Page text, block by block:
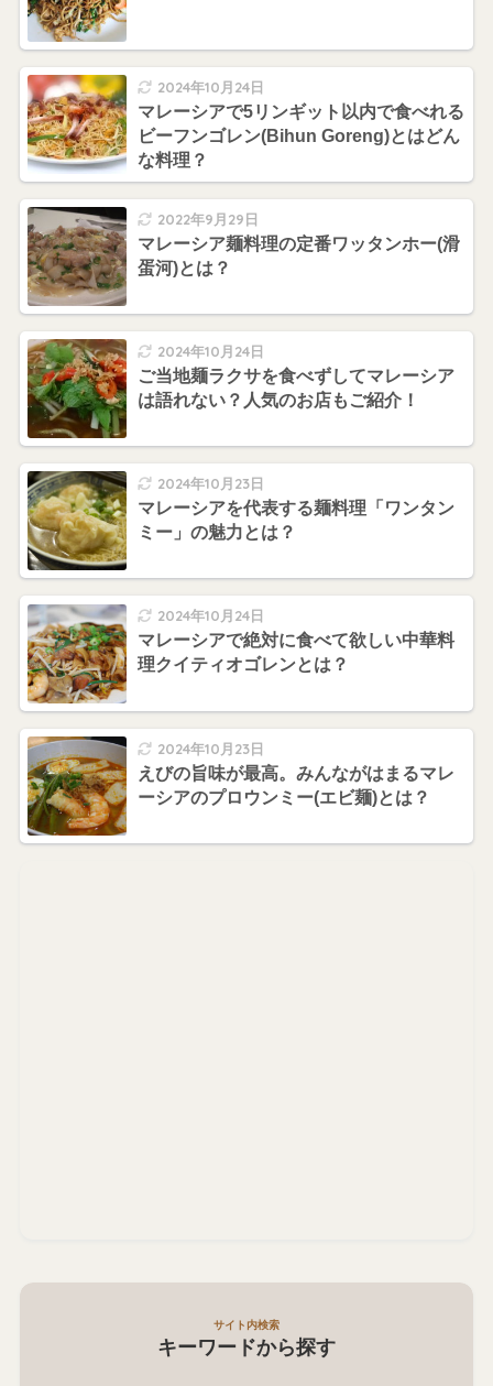
2024年10月24日
マレーシアで5リンギット以内で食べれる
ビーフンゴレン(Bihun Goreng)とはどん
な料理？
2022年9月29日
マレーシア麺料理の定番ワッタンホー(滑
蛋河)とは？
2024年10月24日
ご当地麺ラクサを食べずしてマレーシア
は語れない？人気のお店もご紹介！
2024年10月23日
マレーシアを代表する麺料理「ワンタン
ミー」の魅力とは？
2024年10月24日
マレーシアで絶対に食べて欲しい中華料
理クイティオゴレンとは？
2024年10月23日
えびの旨味が最高。みんながはまるマレ
ーシアのプロウンミー(エビ麺)とは？
サイト内検索
キーワードから探す